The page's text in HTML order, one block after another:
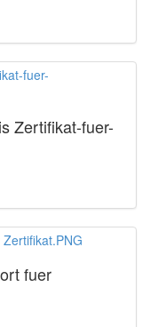
Zertifikat-fuer-
fuer